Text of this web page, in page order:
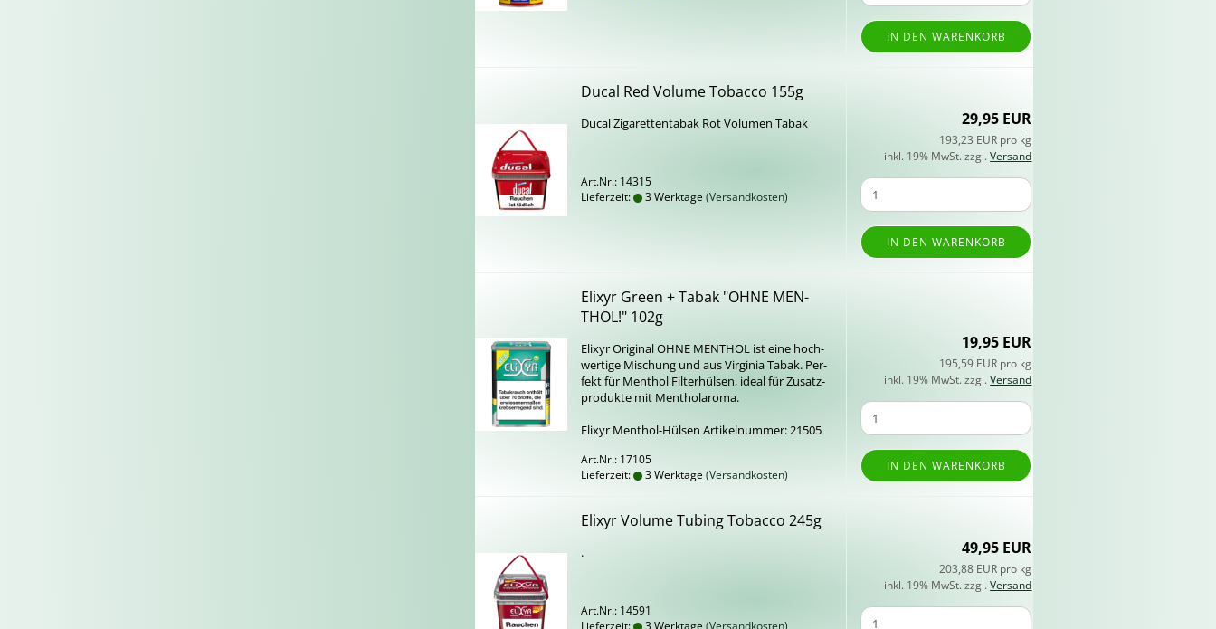
IN DEN WARENKORB
Ducal Red Vo­lu­me To­bac­co 155g
Ducal Zi­ga­ret­ten­ta­bak Rot Vo­lu­men Tabak
Art.Nr.: 14315
Lieferzeit:
3 Werktage (Versandkosten)
29,95 EUR
193,23 EUR pro kg
inkl. 19% MwSt. zzgl.Versand
IN DEN WARENKORB
Eli­xyr Green + Tabak "OHNE MEN­
THOL!" 102g
Eli­xyr Ori­gi­nal OHNE MEN­THOL ist eine hoch­
wer­ti­ge Mi­schung und aus Vir­gi­nia Tabak. Per­
fekt für Men­thol Fil­ter­hül­sen, ideal für Zu­satz­
pro­duk­te mit Men­thol­aro­ma.
Eli­xyr Menthol-​Hülsen Ar­ti­kel­num­mer: 21505
Art.Nr.: 17105
Lieferzeit:
3 Werktage(Versandkosten)
19,95 EUR
195,59 EUR pro kg
inkl. 19% MwSt. zzgl.Versand
IN DEN WARENKORB
Eli­xyr Vo­lu­me Tu­bing To­bac­co 245g
.
Art.Nr.: 14591
Lieferzeit:
3 Werktage (Versandkosten)
49,95 EUR
203,88 EUR pro kg
inkl. 19% MwSt. zzgl.Versand